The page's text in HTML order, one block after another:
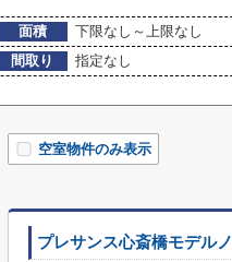
面積 下限なし～上限なし
間取り
指定なし
空室物件のみ表示
プレサンス心斎橋モデルノ